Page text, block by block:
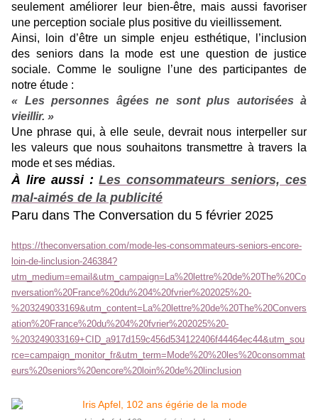
seulement améliorer leur bien-être, mais aussi favoriser
une perception sociale plus positive du vieillissement.
Ainsi, loin d’être un simple enjeu esthétique, l’inclusion
des seniors dans la mode est une question de justice
sociale. Comme le souligne l’une des participantes de
notre étude :
« Les personnes âgées ne sont plus autorisées à
vieillir. »
Une phrase qui, à elle seule, devrait nous interpeller sur
les valeurs que nous souhaitons transmettre à travers la
mode et ses médias.
À lire aussi :Les consommateurs seniors, ces
mal-aimés de la publicité
Paru dans The Conversation du 5 février 2025
https://theconversation.com/mode-les-consommateurs-seniors-encore-
loin-de-linclusion-246384?
utm_medium=email&utm_campaign=La%20lettre%20de%20The%20Co
nversation%20France%20du%204%20fvrier%202025%20-
%203249033169&utm_content=La%20lettre%20de%20The%20Convers
ation%20France%20du%204%20fvrier%202025%20-
%203249033169+CID_a917d159c456d534122406f44464ec44&utm_sou
rce=campaign_monitor_fr&utm_term=Mode%20%20les%20consommat
eurs%20seniors%20encore%20loin%20de%20linclusion